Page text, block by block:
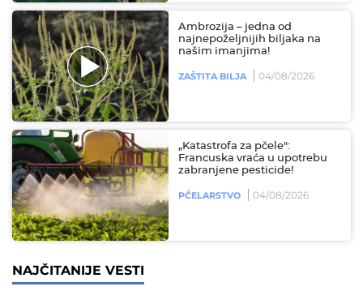
Ambrozija – jedna od
najnepoželjnijih biljaka na
našim imanjima!
ZAŠTITA BILJA 04/08/2026
„Katastrofa za pčele":
Francuska vraća u upotrebu
zabranjene pesticide!
PČELARSTVO 04/08/2026
NAJČITANIJE VESTI